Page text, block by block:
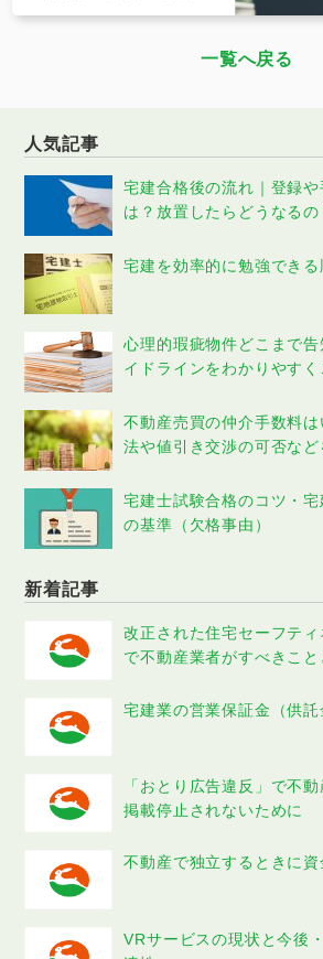
一覧へ戻る
人気記事
宅建合格後の流れ｜登録
は？放置したらどうなるの
宅建を効率的に勉強できる
心理的瑕疵物件どこまで
イドラインをわかりやすく
不動産売買の仲介手数料
法や値引き交渉の可否など
宅建士試験合格のコツ・
の基準（欠格事由）
新着記事
改正された住宅セーフテ
で不動産業者がすべきこと
宅建業の営業保証金（供
「おとり広告違反」で不
掲載停止されないために
不動産で独立するときに
VRサービスの現状と今後